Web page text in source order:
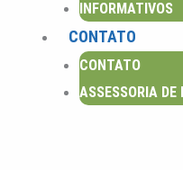
INFORMATIVOS
CONTATO
CONTATO
ASSESSORIA DE